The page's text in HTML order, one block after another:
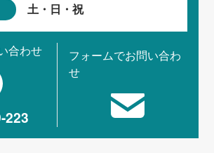
土・日・祝
合わせ
223
フォームでお問い合わ
せ